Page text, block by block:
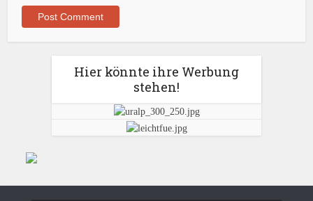
Hier könnte ihre Werbung
stehen!